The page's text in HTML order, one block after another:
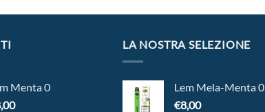
Menta 0
LA NOSTRA SELEZIONE
Lem Mela-Menta 0
€8,00